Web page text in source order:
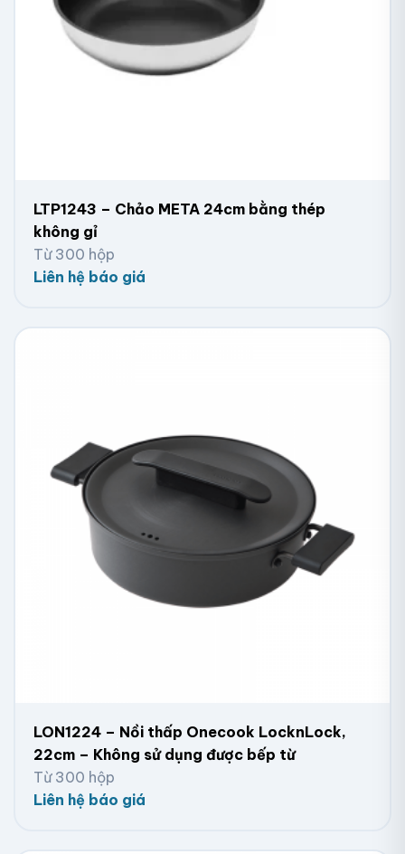
LTP1243 – Chảo META 24cm bằng thép
không gỉ
Từ 300 hộp
Liên hệ báo giá
LON1224 – Nồi thấp Onecook LocknLock,
22cm – Không sử dụng được bếp từ
Từ 300 hộp
Liên hệ báo giá